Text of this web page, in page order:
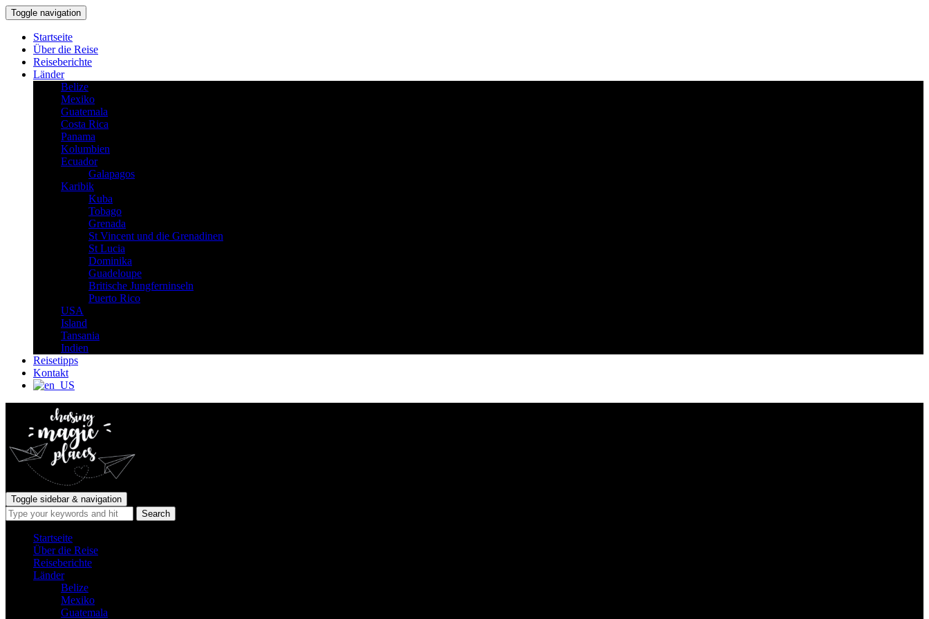
Toggle navigation
Startseite
Über die Reise
Reiseberichte
Länder
Belize
Mexiko
Guatemala
Costa Rica
Panama
Kolumbien
Ecuador
Galapagos
Karibik
Kuba
Tobago
Grenada
St Vincent und die Grenadinen
St Lucia
Dominika
Guadeloupe
Britische Jungferninseln
Puerto Rico
USA
Island
Tansania
Indien
Reisetipps
Kontakt
Toggle sidebar & navigation
Startseite
Über die Reise
Reiseberichte
Länder
Belize
Mexiko
Guatemala